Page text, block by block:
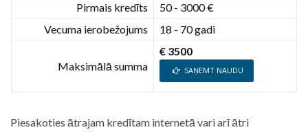
Pirmais kredīts
50 - 3000 €
Vecuma ierobežojums
18 - 70 gadi
Maksimālā summa
€ 3500
SAŅEMT NAUDU
Piesakoties ātrajam kredītam internetā vari arī ātri